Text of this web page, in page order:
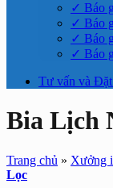
✓ Báo
✓ Báo
✓ Báo
✓ Báo
Tư vấn và
Bia Lịch
Trang chủ » Xưởng
Lọc